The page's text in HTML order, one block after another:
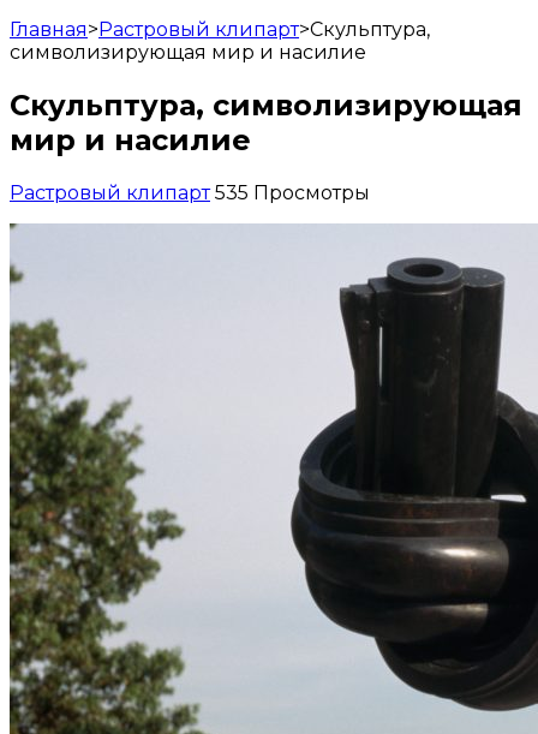
Главная>Растровый клипарт>Скульптура,
символизирующая мир и насилие
Скульптура, символизирующая
мир и насилие
Растровый клипарт 535 Просмотры